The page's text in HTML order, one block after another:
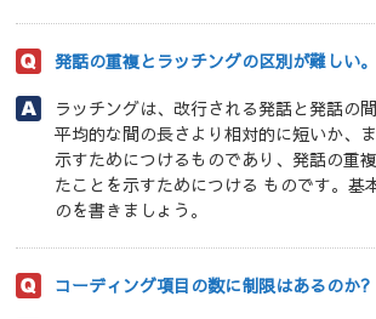
発話の重複とラッチングの区別が難しい。
ラッチングは、改行される発話と発話の
平均的な間の長さより相対的に短いか、
示すためにつけるものであり、発話の重
たことを示すためにつける ものです。基
のを書きましょう。
コーディング項目の数に制限はあるのか?